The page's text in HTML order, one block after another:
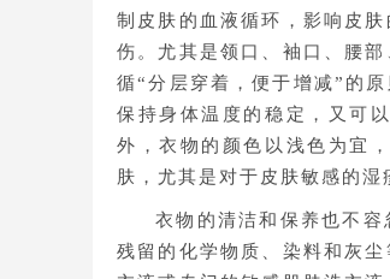
制皮肤的血液循环，影响皮
伤。尤其是领口、袖口、腰
循“分层穿着，便于增减”的
保持身体温度的稳定，又可
外，衣物的颜色以浅色为宜
肤，尤其是对于皮肤敏感的湿
衣物的清洁和保养也不
残留的化学物质、染料和灰